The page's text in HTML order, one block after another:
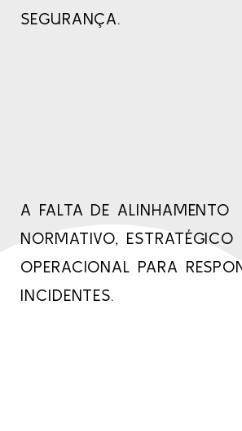
SEGURANÇA.
A FALTA DE ALINHAMENTO
NORMATIVO, ESTRATÉGICO
OPERACIONAL PARA
INCIDENTES.